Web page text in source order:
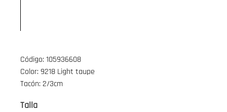
Código: 105936608
Color: 9218 Light taupe
Tacón: 2/3cm
Talla